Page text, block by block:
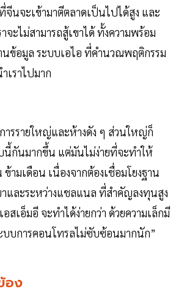
จีนจะเข้ามาตีตลาดเป็นไปได้สูง และ
จะไม่สามารถสู้เขาได้ ทั้งความพร้อม
นข้อมูล ระบบเอไอ ที่คำนวณพฤติกรรม
เราไปมาก
ารรายใหญ่และห้างดัง ๆ ส่วนใหญ่ก็
นี้กันมากขึ้น แต่มันไม่ง่ายที่จะทำให้
ข้ามเดือน เนื่องจากต้องเชื่อมโยงฐาน
าและระหว่างแชลแนล ที่สำคัญลงทุนสูง
สเอ็มอี จะทำได้ง่ายกว่า ด้วยความเล็กมี
บบการคอนโทรลไม่ซับซ้อนมากนัก”
อง